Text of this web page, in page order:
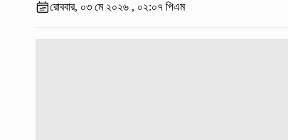
রোববার, ০৩ মে ২০২৬ , ০২:০৭ পিএম